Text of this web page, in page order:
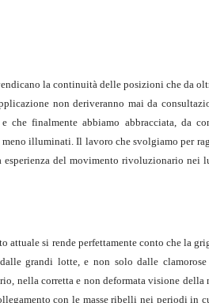
la continuità delle posizioni che da
non deriveranno mai da
e che finalmente abbiamo abbracciata,
illuminati. Il lavoro che svolgiamo per
del movimento rivoluzionario nei
attuale si rende perfettamente conto che la
grandi lotte, e non solo dalle
nella corretta e non deformata visione
con le masse ribelli nei periodi in